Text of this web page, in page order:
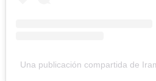
Una publicación compartida de